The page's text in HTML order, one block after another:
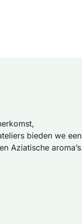
bieden we een
Aziatische